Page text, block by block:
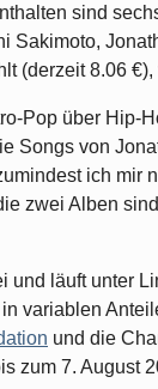
sind
Sakimoto,
(derzeit 8.06 €),
Pop über Hip-
Songs von
ich mir
zwei Alben
und läuft unter
variablen
und die
zum 7. August